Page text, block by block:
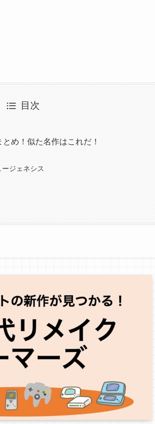
目次
め！似た名作はこれだ！
ジェネシス